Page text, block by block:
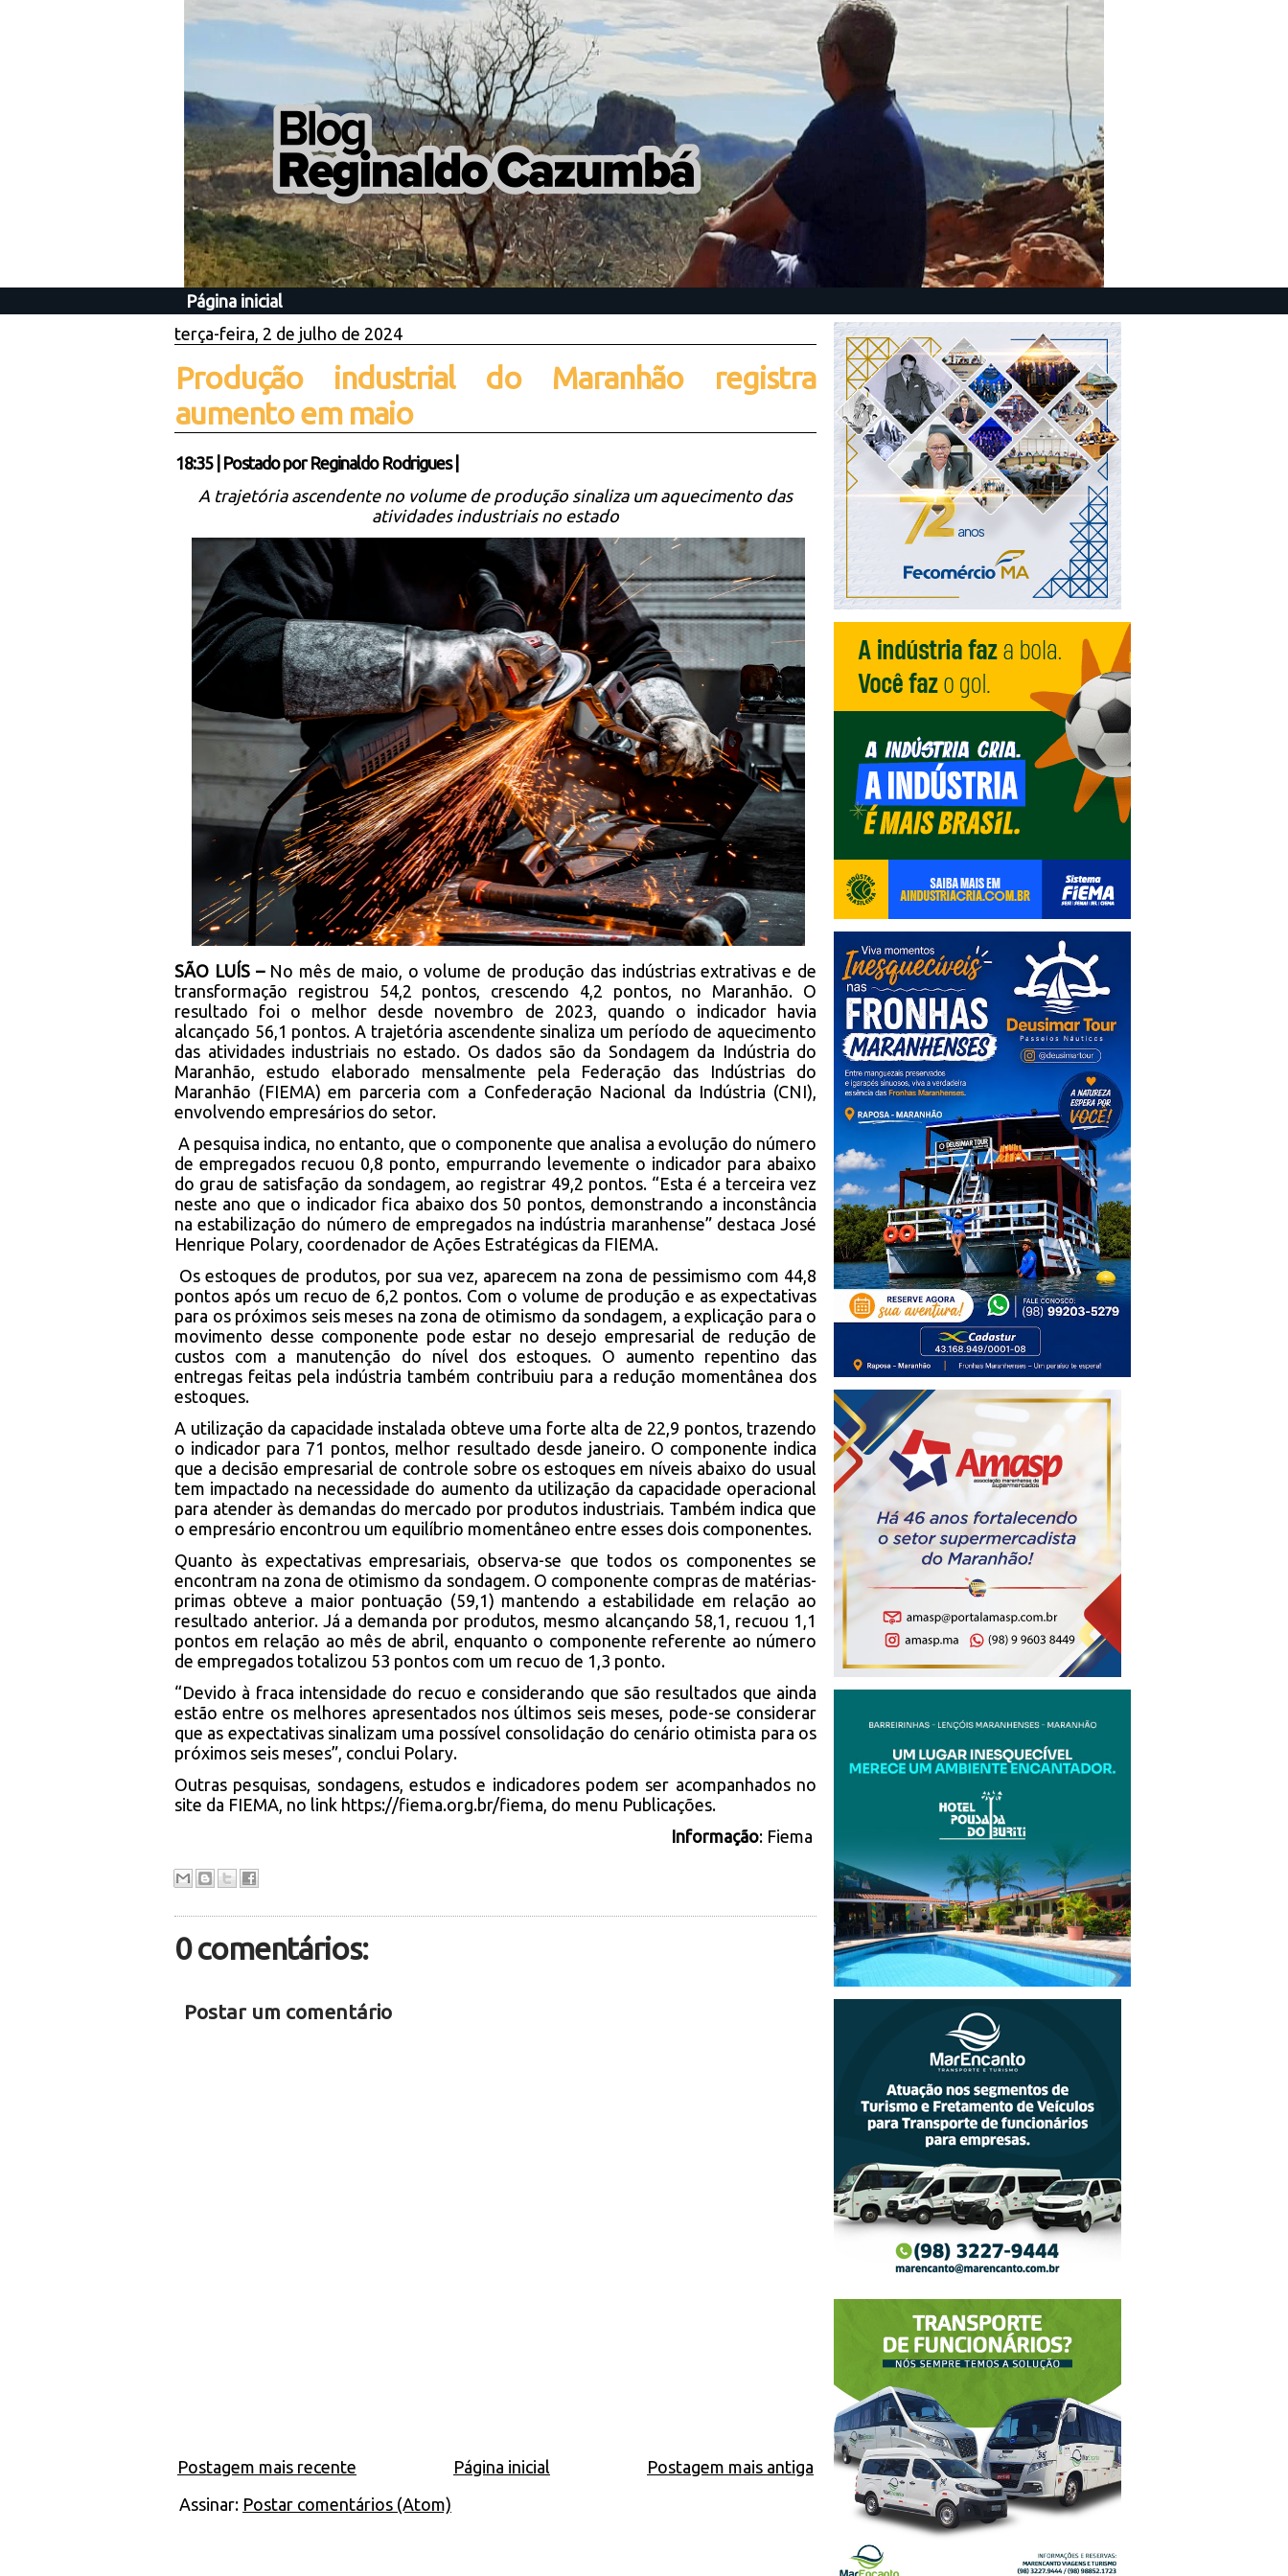
Página inicial
terça-feira, 2 de julho de 2024
Produção industrial do Maranhão registra
aumento em maio
18:35| Postado por Reginaldo Rodrigues
A trajetória ascendente no volume de produção sinaliza um aquecimento das
atividades industriais no estado
SÃO LUÍS –No mês de maio, o volume de produção das indústrias extrativas e de
transformação registrou 54,2 pontos, crescendo 4,2 pontos, no Maranhão. O
resultado foi o melhor desde novembro de 2023, quando o indicador havia
alcançado 56,1 pontos. A trajetória ascendente sinaliza um período de aquecimento
das atividades industriais no estado. Os dados são da Sondagem da Indústria do
Maranhão, estudo elaborado mensalmente pela Federação das Indústrias do
Maranhão (FIEMA) em parceria com a Confederação Nacional da Indústria (CNI),
envolvendo empresários do setor.
A pesquisa indica, no entanto, que o componente que analisa a evolução do número
de empregados recuou 0,8 ponto, empurrando levemente o indicador para abaixo
do grau de satisfação da sondagem, ao registrar 49,2 pontos. “Esta é a terceira vez
neste ano que o indicador fica abaixo dos 50 pontos, demonstrando a inconstância
na estabilização do número de empregados na indústria maranhense” destaca José
Henrique Polary, coordenador de Ações Estratégicas da FIEMA.
Os estoques de produtos, por sua vez, aparecem na zona de pessimismo com 44,8
pontos após um recuo de 6,2 pontos. Com o volume de produção e as expectativas
para os próximos seis meses na zona de otimismo da sondagem, a explicação para o
movimento desse componente pode estar no desejo empresarial de redução de
custos com a manutenção do nível dos estoques. O aumento repentino das
entregas feitas pela indústria também contribuiu para a redução momentânea dos
estoques.
A utilização da capacidade instalada obteve uma forte alta de 22,9 pontos, trazendo
o indicador para 71 pontos, melhor resultado desde janeiro. O componente indica
que a decisão empresarial de controle sobre os estoques em níveis abaixo do usual
tem impactado na necessidade do aumento da utilização da capacidade operacional
para atender às demandas do mercado por produtos industriais. Também indica que
o empresário encontrou um equilíbrio momentâneo entre esses dois componentes.
Quanto às expectativas empresariais, observa-se que todos os componentes se
encontram na zona de otimismo da sondagem. O componente compras de matérias-
primas obteve a maior pontuação (59,1) mantendo a estabilidade em relação ao
resultado anterior. Já a demanda por produtos, mesmo alcançando 58,1, recuou 1,1
pontos em relação ao mês de abril, enquanto o componente referente ao número
de empregados totalizou 53 pontos com um recuo de 1,3 ponto.
“Devido à fraca intensidade do recuo e considerando que são resultados que ainda
estão entre os melhores apresentados nos últimos seis meses, pode-se considerar
que as expectativas sinalizam uma possível consolidação do cenário otimista para os
próximos seis meses”, conclui Polary.
Outras pesquisas, sondagens, estudos e indicadores podem ser acompanhados no
site da FIEMA, no link https://fiema.org.br/fiema, do menu Publicações.
Informação: Fiema
0 comentários:
Postar um comentário
Postagem mais recente Postagem mais antiga
Página inicial
Assinar: Postar comentários (Atom)